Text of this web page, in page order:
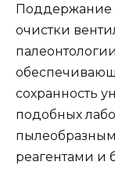
Поддержание
очистки
сохранность
подобных
реагентами и